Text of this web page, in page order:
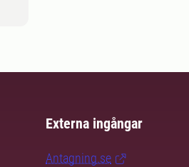
Externa ingångar
Antagning.se